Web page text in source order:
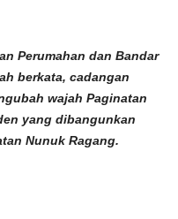
Perumahan dan Bandar
berkata, cadangan
wajah Paginatan
yang dibangunkan
Nunuk Ragang.